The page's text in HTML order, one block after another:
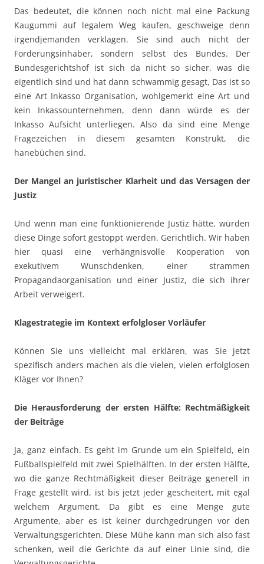
Das bedeutet, die können noch nicht mal eine Packung
Kaugummi auf legalem Weg kaufen, geschweige denn
irgendjemanden verklagen. Sie sind auch nicht der
Forderungsinhaber, sondern selbst des Bundes. Der
Bundesgerichtshof ist sich da nicht so sicher, was die
eigentlich sind und hat dann schwammig gesagt, Das ist so
eine Art Inkasso Organisation, wohlgemerkt eine Art und
kein Inkassounternehmen, denn dann würde es der
Inkasso Aufsicht unterliegen. Also da sind eine Menge
Fragezeichen in diesem gesamten Konstrukt, die
hanebüchen sind.
Der Mangel an juristischer Klarheit und das Versagen der
Justiz
Und wenn man eine funktionierende Justiz hätte, würden
diese Dinge sofort gestoppt werden. Gerichtlich. Wir haben
hier quasi eine verhängnisvolle Kooperation von
exekutivem Wunschdenken, einer strammen
Propagandaorganisation und einer Justiz, die sich ihrer
Arbeit verweigert.
Klagestrategie im Kontext erfolgloser Vorläufer
Können Sie uns vielleicht mal erklären, was Sie jetzt
spezifisch anders machen als die vielen, vielen erfolglosen
Kläger vor Ihnen?
Die Herausforderung der ersten Hälfte: Rechtmäßigkeit
der Beiträge
Ja, ganz einfach. Es geht im Grunde um ein Spielfeld, ein
Fußballspielfeld mit zwei Spielhälften. In der ersten Hälfte,
wo die ganze Rechtmäßigkeit dieser Beiträge generell in
Frage gestellt wird, ist bis jetzt jeder gescheitert, mit egal
welchem Argument. Da gibt es eine Menge gute
Argumente, aber es ist keiner durchgedrungen vor den
Verwaltungsgerichten. Diese Mühe kann man sich also fast
schenken, weil die Gerichte da auf einer Linie sind, die